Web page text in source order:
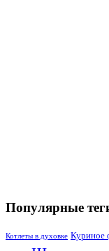
Популярные
Котлеты в духовке Куриное